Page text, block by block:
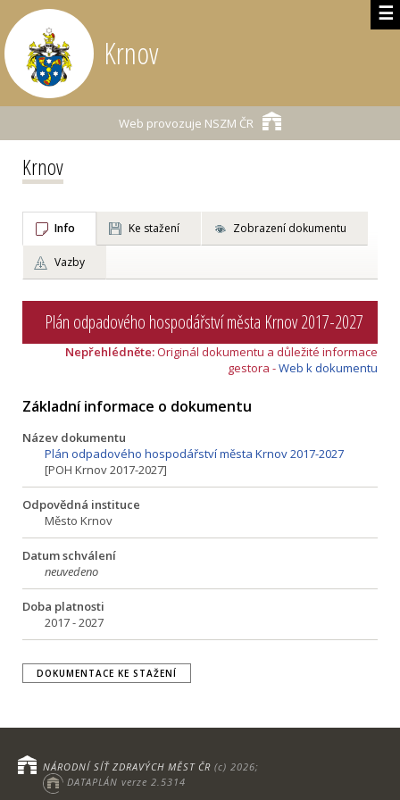
☰
Krnov
Web provozuje NSZM ČR
Krnov
Info Ke stažení Zobrazení dokumentu
Vazby
Plán odpadového hospodářství města Krnov 2017-2027
Nepřehlédněte:Originál dokumentu a důležité informace
gestora -Web k dokumentu
Základní informace o dokumentu
Název dokumentu
Plán odpadového hospodářství města Krnov 2017-2027
[POH Krnov 2017-2027]
Odpovědná instituce
Město Krnov
Datum schválení
neuvedeno
Doba platnosti
2017 - 2027
DOKUMENTACE KE STAŽENÍ
NÁRODNÍ SÍŤ ZDRAVÝCH MĚST ČR (c) 2026;
DATAPLÁN verze 2.5314